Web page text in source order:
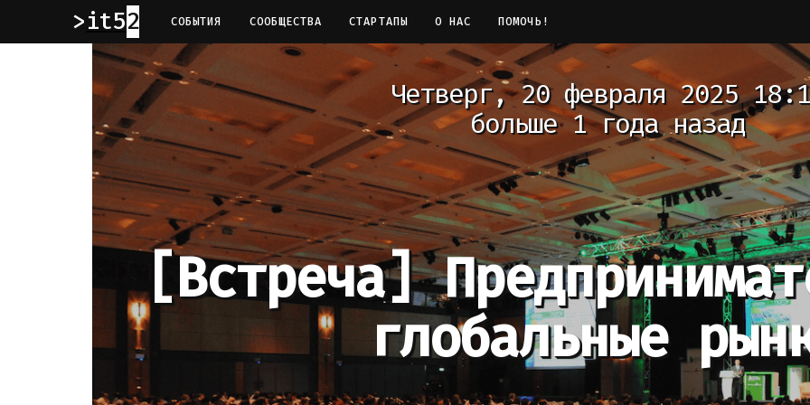
it52 СОБЫТИЯ СООБЩЕСТВА СТАРТАПЫ О НАС ПОМОЧЬ!
Четверг, 20 февраля 2025
больше 1 года назад
[Встреча]
глобальные